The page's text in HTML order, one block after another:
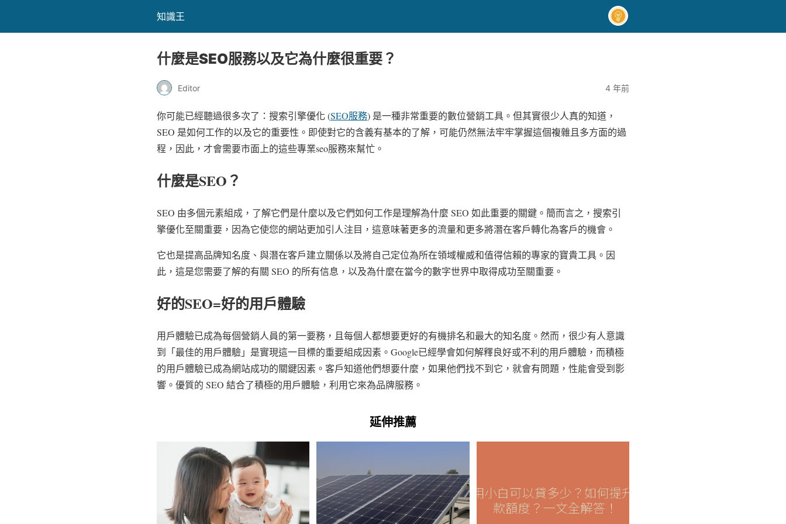
知識王
什麼是SEO服務以及它為什麼很重要？
Editor 4 年前
你可能已經聽過很多次了：搜索引擎優化 (SEO服務) 是一種非常重要的數位營銷工具。但其實很少人真的知道，
SEO 是如何工作的以及它的重要性。即使對它的含義有基本的了解，可能仍然無法牢牢掌握這個複雜且多方面的過
程，因此，才會需要市面上的這些專業seo服務來幫忙。
什麼是SEO？
SEO 由多個元素組成，了解它們是什麼以及它們如何工作是理解為什麼 SEO 如此重要的關鍵。簡而言之，搜索引
擎優化至關重要，因為它使您的網站更加引人注目，這意味著更多的流量和更多將潛在客戶轉化為客戶的機會。
它也是提高品牌知名度、與潛在客戶建立關係以及將自己定位為所在領域權威和值得信賴的專家的寶貴工具。因
此，這是您需要了解的有關 SEO 的所有信息，以及為什麼在當今的數字世界中取得成功至關重要。
好的SEO=好的用戶體驗
用戶體驗已成為每個營銷人員的第一要務，且每個人都想要更好的有機排名和最大的知名度。然而，很少有人意識
到「最佳的用戶體驗」是實現這一目標的重要組成因素。Google已經學會如何解釋良好或不利的用戶體驗，而積極
的用戶體驗已成為網站成功的關鍵因素。客戶知道他們想要什麼，如果他們找不到它，就會有問題，性能會受到影
響。優質的 SEO 結合了積極的用戶體驗，利用它來為品牌服務。
延伸推薦